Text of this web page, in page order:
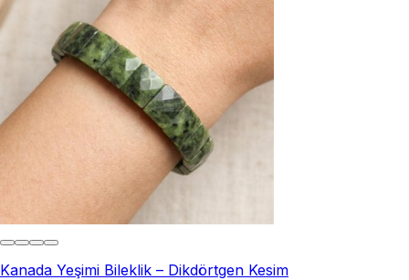
Kanada Yeşimi Bileklik – Dikdörtgen Kesim